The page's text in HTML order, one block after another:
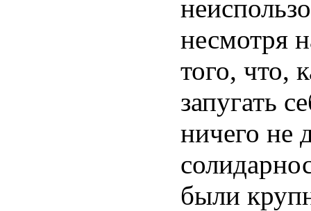
несмотря
того, что,
запугать
ничего не
были